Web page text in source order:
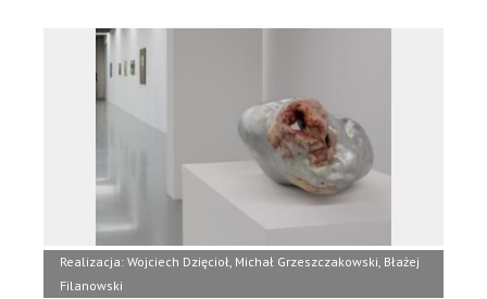
Realizacja: Wojciech Dzięcioł, Michał Grzeszczakowski, Błażej
Filanowski